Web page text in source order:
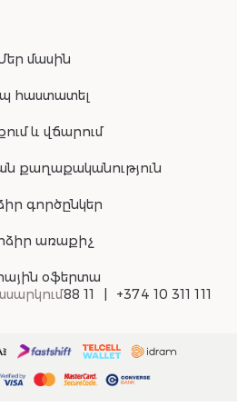
մասին
հաստատել
և վճարում
քաղաքականություն
գործընկեր
առաքիչ
օֆերտա
88 11 +374 10 311 111